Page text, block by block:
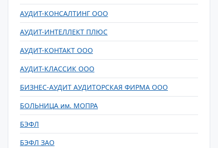
АУДИТ-КОНСАЛТИНГ ООО
АУДИТ-ИНТЕЛЛЕКТ ПЛЮС
АУДИТ-КОНТАКТ ООО
АУДИТ-КЛАССИК ООО
БИЗНЕС-АУДИТ АУДИТОРСКАЯ ФИРМА ООО
БОЛЬНИЦА им. МОПРА
БЭФЛ
БЭФЛ ЗАО